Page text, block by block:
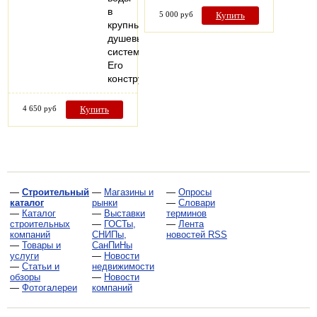
в
крупных
душевых
системах.
Его
конструкция…
4 650 руб Купить
5 000 руб Купить
— Строительный
каталог
— Каталог
строительных
компаний
— Товары и
услуги
— Статьи и
обзоры
— Фотогалереи
— Магазины и
рынки
— Выставки
— ГОСТы,
СНИПы,
СанПиНы
— Новости
недвижимости
— Новости
компаний
— Опросы
— Словари
терминов
— Лента
новостей RSS